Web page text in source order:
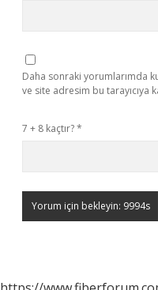
Daha sonraki yorumlarımda
ve site adresim bu tarayıcıya
7 + 8 kaçtır?*